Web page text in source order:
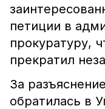
петиции в
прокуратуру,
прекратил
За
обратилась в